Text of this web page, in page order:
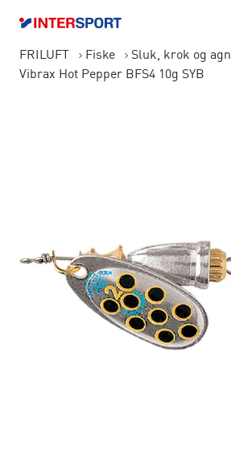
FRILUFT Fiske
Sluk, krok og agn
Vibrax Hot Pepper BFS4 10g SYB